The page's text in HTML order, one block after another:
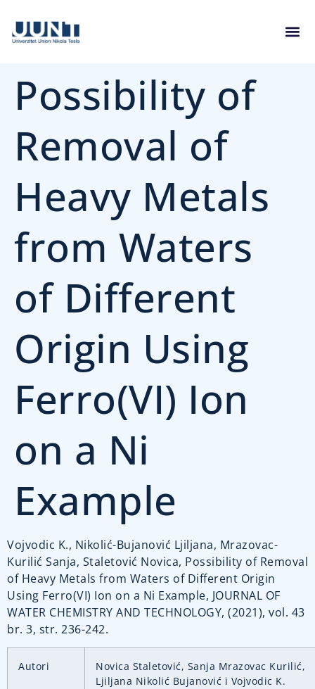
Possibility of
Removal of
Heavy Metals
from Waters
of Different
Origin Using
Ferro(VI) Ion
on a Ni
Example
Vojvodic K., Nikolić-Bujanović Ljiljana, Mrazovac-
Kurilić Sanja, Staletović Novica, Possibility of Removal
of Heavy Metals from Waters of Different Origin
Using Ferro(VI) Ion on a Ni Example, JOURNAL OF
WATER CHEMISTRY AND TECHNOLOGY, (2021), vol. 43
br. 3, str. 236-242.
Autori
Novica Staletović, Sanja Mrazovac Kurilić,
Ljiljana Nikolić Bujanović i Vojvodic K.